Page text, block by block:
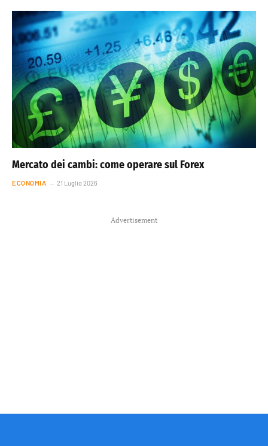
Mercato dei cambi: come operare sul Forex
ECONOMIA 21 Luglio 2026
Advertisement